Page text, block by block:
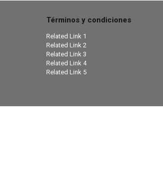
Términos y condiciones
Related Link 1
Related Link 2
Related Link 3
Related Link 4
Related Link 5